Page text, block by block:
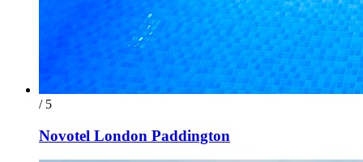
/ 5
Novotel London Paddington